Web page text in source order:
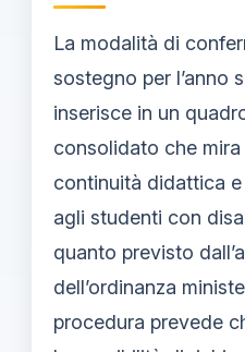
La modalità di
sostegno per l’anno
inserisce in un
consolidato che
continuità didattica
agli studenti con
quanto previsto
dell’ordinanza
procedura prevede